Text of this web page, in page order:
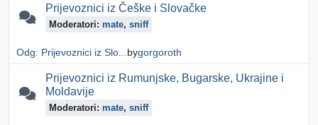
Prijevoznici iz Češke i Slovačke
Moderatori: mate, sniff
Odg: Prijevoznici iz Slo... bygorgoroth
Prijevoznici iz Rumunjske, Bugarske, Ukrajine i
Moldavije
Moderatori: mate, sniff